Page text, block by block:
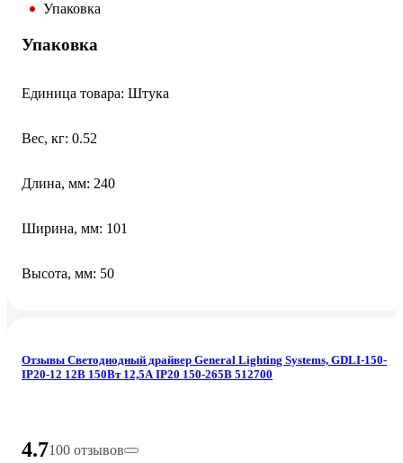
Упаковка
Упаковка
Единица товара: Штука
Вес, кг: 0.52
Длина, мм: 240
Ширина, мм: 101
Высота, мм: 50
Отзывы Светодиодный драйвер General Lighting Systems, GDLI-150-
IP20-12 12В 150Вт 12,5А IP20 150-265В 512700
4.7100 отзывов